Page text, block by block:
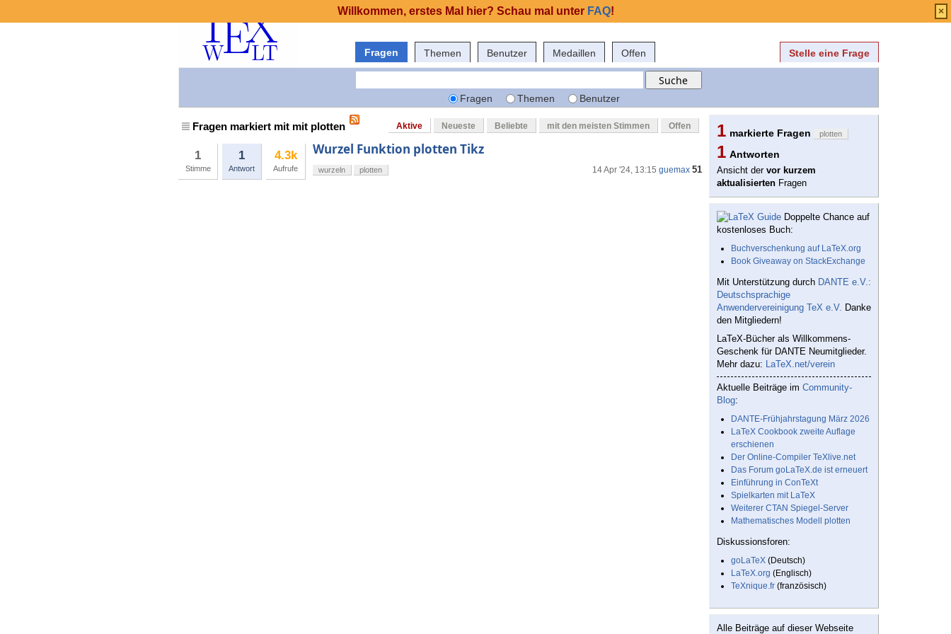
Fragen Themen Benutzer Medaillen Offen Stelle eine Frage
Fragen Themen Benutzer
Fragen markiert mit mit plotten Aktive Neueste Beliebte mit den meisten Stimmen Offen
1
Stimme
1
Antwort
4.3k
Aufrufe
Wurzel Funktion plotten Tikz
14 Apr '24, 13:15 guemax 51
wurzeln plotten
1 markierte Fragen plotten
1 Antworten
Ansicht der vor kurzem
aktualisierten Fragen
Doppelte Chance auf
kostenloses Buch:
Buchverschenkung auf LaTeX.org
Book Giveaway on StackExchange
Mit Unterstützung durch DANTE e.V.:
Deutschsprachige
Anwendervereinigung TeX e.V. Danke
den Mitgliedern!
LaTeX-Bücher als Willkommens-
Geschenk für DANTE Neumitglieder.
Mehr dazu: LaTeX.net/verein
Aktuelle Beiträge im Community-
Blog:
DANTE-Frühjahrstagung März 2026
LaTeX Cookbook zweite Auflage
erschienen
Der Online-Compiler TeXlive.net
Das Forum goLaTeX.de ist erneuert
Einführung in ConTeXt
Spielkarten mit LaTeX
Weiterer CTAN Spiegel-Server
Mathematisches Modell plotten
Diskussionsforen:
goLaTeX (Deutsch)
LaTeX.org (Englisch)
TeXnique.fr (französisch)
Alle Beiträge auf dieser Webseite
Willkommen, erstes Mal hier? Schau mal unter FAQ! ×